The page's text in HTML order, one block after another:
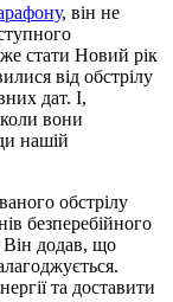
, він не
стати Новий рік
від обстрілу
дат. І,
вони
нашій
обстрілу
безперебійного
Він додав, що
та доставити